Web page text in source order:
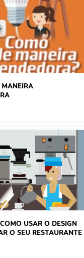
USAR O DESIGN
O SEU RESTAURANTE